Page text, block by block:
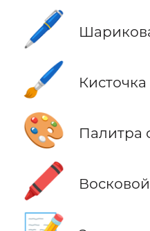
🖊️
🖌️ Кисточка
🎨 Палитра
🖍️